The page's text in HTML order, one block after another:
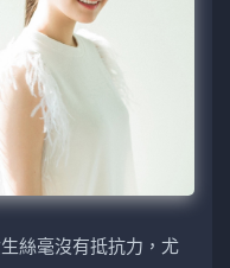
絲毫沒有抵抗力，尤